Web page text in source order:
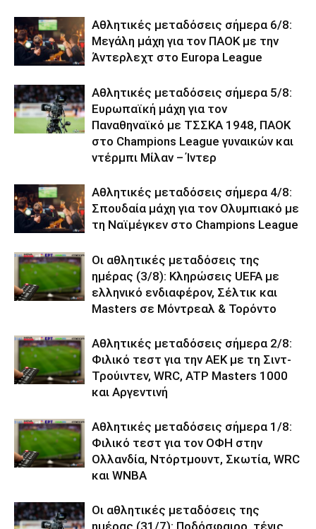
Αθλητικές μεταδόσεις σήμερα 6/8:
Μεγάλη μάχη για τον ΠΑΟΚ με την
Άντερλεχτ στο Europa League
Αθλητικές μεταδόσεις σήμερα 5/8:
Ευρωπαϊκή μάχη για τον
Παναθηναϊκό με ΤΣΣΚΑ 1948, ΠΑΟΚ
στο Champions League γυναικών και
ντέρμπι Μίλαν – Ίντερ
Αθλητικές μεταδόσεις σήμερα 4/8:
Σπουδαία μάχη για τον Ολυμπιακό με
τη Ναϊμέγκεν στο Champions League
Οι αθλητικές μεταδόσεις της
ημέρας (3/8): Κληρώσεις UEFA με
ελληνικό ενδιαφέρον, Σέλτικ και
Masters σε Μόντρεαλ & Τορόντο
Αθλητικές μεταδόσεις σήμερα 2/8:
Φιλικό τεστ για την ΑΕΚ με τη Σιντ-
Τρούιντεν, WRC, ATP Masters 1000
και Αργεντινή
Αθλητικές μεταδόσεις σήμερα 1/8:
Φιλικό τεστ για τον ΟΦΗ στην
Ολλανδία, Ντόρτμουντ, Σκωτία, WRC
και WNBA
Οι αθλητικές μεταδόσεις της
ημέρας (31/7): Ποδόσφαιρο, τένις,